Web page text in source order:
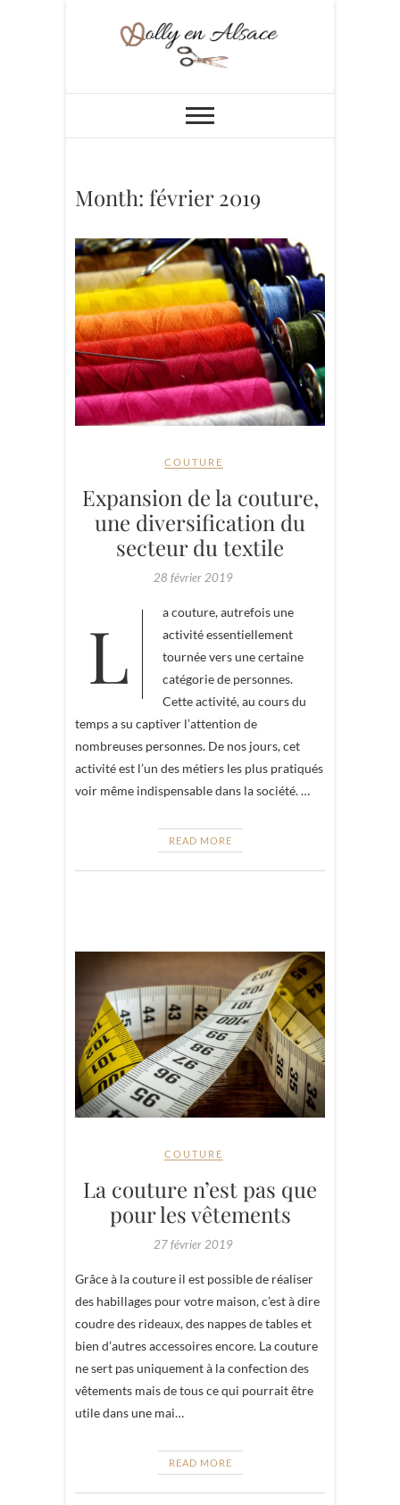
Dolly en Alsace
Month: février 2019
COUTURE
Expansion de la couture,
une diversification du
secteur du textile
28 février 2019
La couture, autrefois une
activité essentiellement
tournée vers une certaine
catégorie de personnes.
Cette activité, au cours du
temps a su captiver l’attention de
nombreuses personnes. De nos jours, cet
activité est l’un des métiers les plus pratiqués
voir même indispensable dans la société. …
READ MORE
COUTURE
La couture n’est pas que
pour les vêtements
27 février 2019
Grâce à la couture il est possible de réaliser
des habillages pour votre maison, c’est à dire
coudre des rideaux, des nappes de tables et
bien d’autres accessoires encore. La couture
ne sert pas uniquement à la confection des
vêtements mais de tous ce qui pourrait être
utile dans une mai…
READ MORE